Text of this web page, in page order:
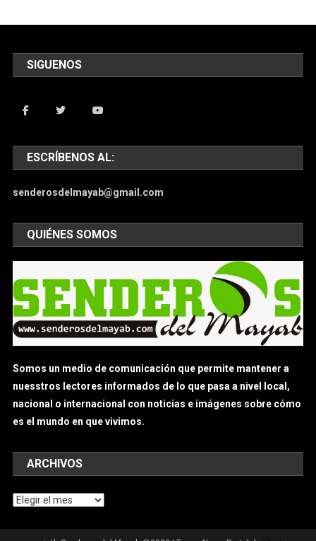
SIGUENOS
ESCRÍBENOS AL:
senderosdelmayab@gmail.com
QUIÉNES SOMOS
Somos un medio de comunicación que permite mantener a
nuesstros lectores informados de lo que pasa a nivel local,
nacional o internacional con noticias e imágenes sobre cómo
es el mundo en que vivimos.
ARCHIVOS
Archivos